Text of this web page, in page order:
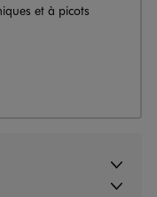
et à picots